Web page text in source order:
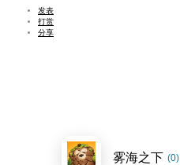
发表
打赏
分享
雾海之下 (0)